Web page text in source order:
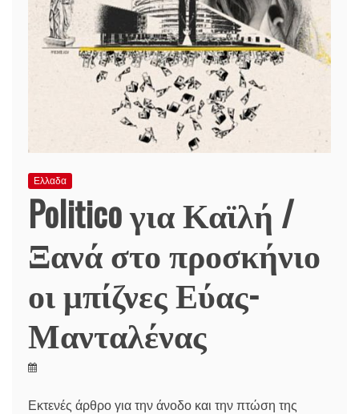
Ελλαδα
Politico για Καϊλή /
Ξανά στο προσκήνιο
οι μπίζνες Εύας-
Μανταλένας
Εκτενές άρθρο για την άνοδο και την πτώση της